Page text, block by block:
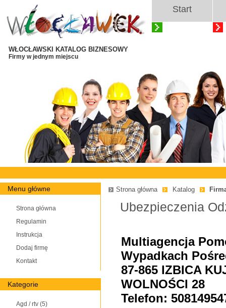
WŁOCŁAWSKI KATALOG BIZNESOWY
Firmy w jednym miejscu
Start
Menu główne
Strona główna
Regulamin
Instrukcja
Dodaj firmę
Kontakt
Kategorie
Agd / rtv (5)
Strona główna Katalog
Ubezpieczenia
Multiagencja
Wypadkach
87-865 IZBICA
WOLNOŚCI 28
Telefon: